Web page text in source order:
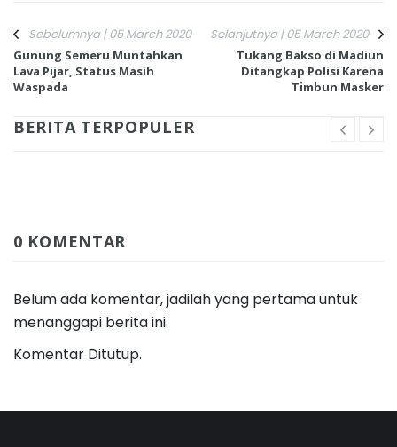
Sebelumnya | 05 March 2020
Gunung Semeru Muntahkan
Lava Pijar, Status Masih
Waspada
Selanjutnya | 05 March 2020
Tukang Bakso di Madiun
Ditangkap Polisi Karena
Timbun Masker
BERITA TERPOPULER
0 KOMENTAR
Belum ada komentar, jadilah yang pertama untuk
menanggapi berita ini.
Komentar Ditutup.